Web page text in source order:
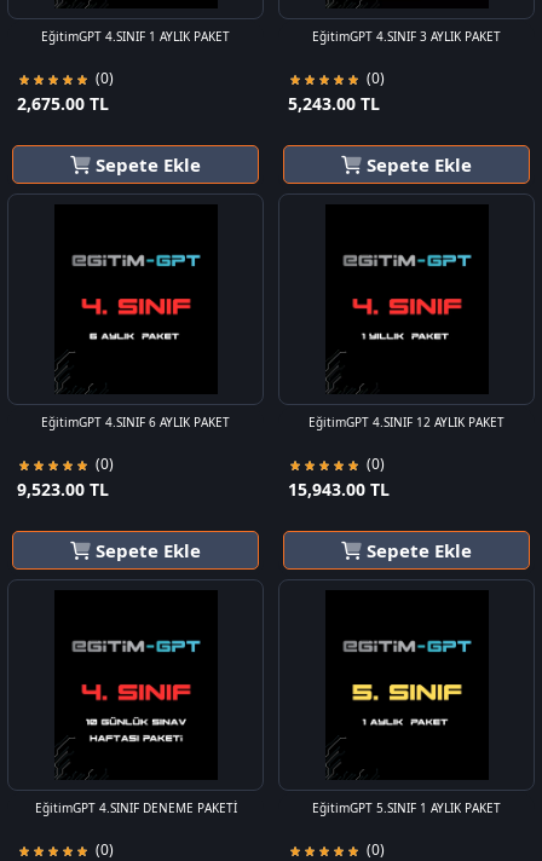
EğitimGPT 4.SINIF 1 AYLIK PAKET
(0)
2,675.00 TL
Sepete Ekle
EğitimGPT 4.SINIF 3 AYLIK PAKET
(0)
5,243.00 TL
Sepete Ekle
EğitimGPT 4.SINIF 6 AYLIK PAKET
(0)
9,523.00 TL
Sepete Ekle
EğitimGPT 4.SINIF 12 AYLIK PAKET
(0)
15,943.00 TL
Sepete Ekle
EğitimGPT 4.SINIF DENEME PAKETİ
(0)
EğitimGPT 5.SINIF 1 AYLIK PAKET
(0)